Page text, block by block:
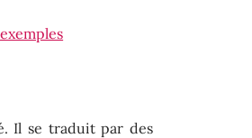
Il se traduit par des